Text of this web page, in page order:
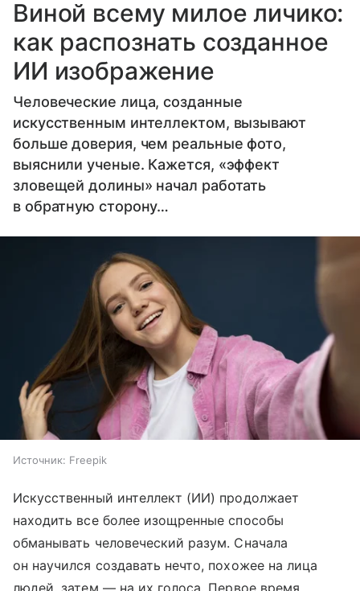
Виной всему милое личико:
как распознать созданное
ИИ изображение
Человеческие лица, созданные
искусственным интеллектом, вызывают
больше доверия, чем реальные фото,
выяснили ученые. Кажется, «эффект
зловещей долины» начал работать
в обратную сторону…
Источник: Freepik
Искусственный интеллект (ИИ) продолжает
находить все более изощренные способы
обманывать человеческий разум. Сначала
он научился создавать нечто, похожее на лица
людей, затем — на их голоса. Первое время